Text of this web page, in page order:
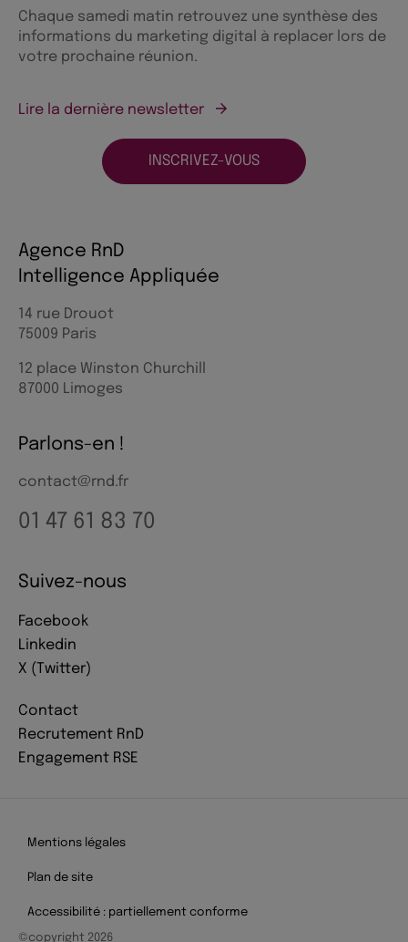
Chaque samedi matin retrouvez une synthèse des
informations du marketing digital à replacer lors de
votre prochaine réunion.
Lire la dernière newsletter
INSCRIVEZ-VOUS
Agence RnD
Intelligence Appliquée
14 rue Drouot
75009 Paris
12 place Winston Churchill
87000 Limoges
Parlons-en !
contact@rnd.fr
01 47 61 83 70
Suivez-nous
Facebook
Linkedin
X (Twitter)
Contact
Recrutement RnD
Engagement RSE
Mentions légales
Plan de site
Accessibilité : partiellement conforme
©copyright 2026